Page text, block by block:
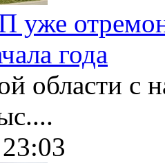
уже
года
области с